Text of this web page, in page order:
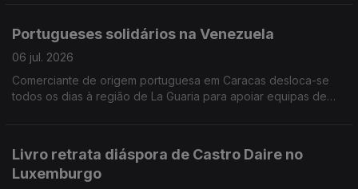
Portugueses solidários na Venezuela
06 jul. 2026
Comerciante de origem portuguesa em Caracas desloca-se
todos os dias à região de La Guaria para apoiar equipas de
Livro retrata diáspora de Castro Daire no
Luxemburgo